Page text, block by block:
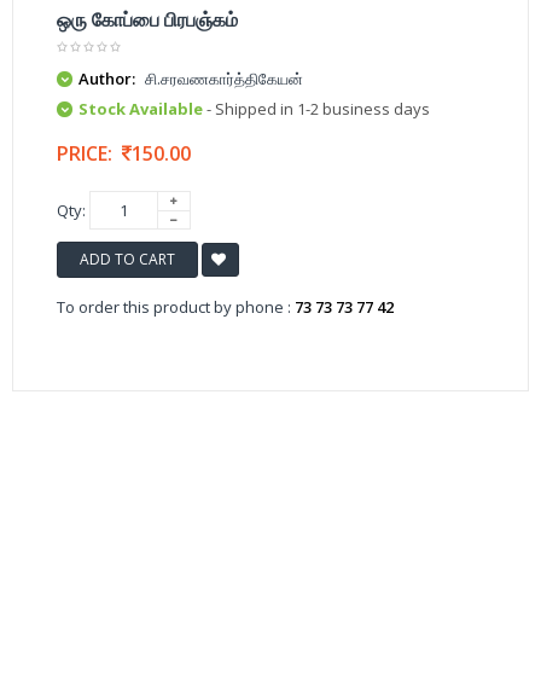
ஒரு கோப்பை பிரபஞ்கம்
Author: சி.சரவணகார்த்திகேயன்
Stock Available- Shipped in 1-2 business days
PRICE: 150.00
Qty:
ADD TO CART
To order this product by phone : 73 73 73 77 42